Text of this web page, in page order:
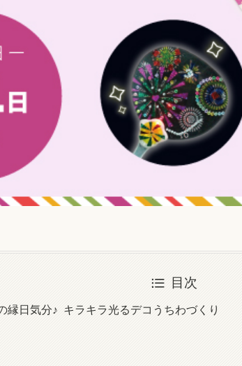
目次
縁日気分♪ キラキラ光るデコうちわづくり